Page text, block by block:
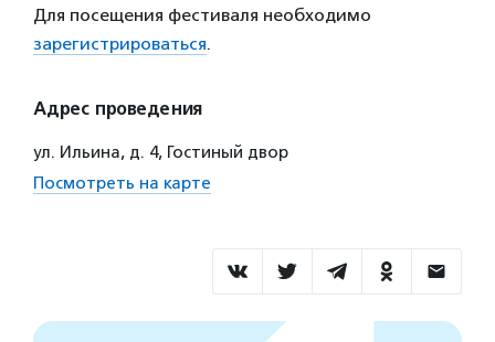
Для посещения фестиваля необходимо
зарегистрироваться.
Адрес проведения
ул. Ильина, д. 4, Гостиный двор
Посмотреть на карте